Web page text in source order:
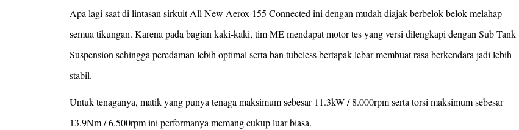
Apa lagi saat di lintasan sirkuit All New Aerox 155 Connected ini dengan mudah diajak berbelok-belok melahap
semua tikungan. Karena pada bagian kaki-kaki, tim ME mendapat motor tes yang versi dilengkapi dengan Sub Tank
Suspension sehingga peredaman lebih optimal serta ban tubeless bertapak lebar membuat rasa berkendara jadi lebih
stabil.
Untuk tenaganya, matik yang punya tenaga maksimum sebesar 11.3kW / 8.000rpm serta torsi maksimum sebesar
13.9Nm / 6.500rpm ini performanya memang cukup luar biasa.